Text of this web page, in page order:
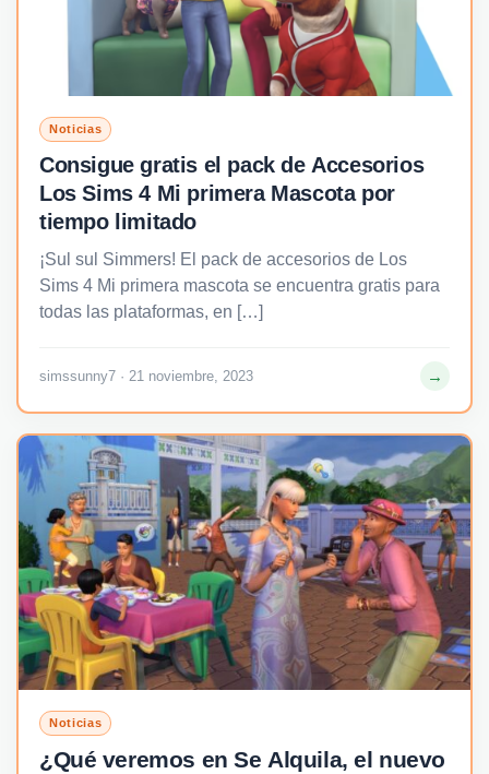
Noticias
Consigue gratis el pack de Accesorios
Los Sims 4 Mi primera Mascota por
tiempo limitado
¡Sul sul Simmers! El pack de accesorios de Los
Sims 4 Mi primera mascota se encuentra gratis para
todas las plataformas, en […]
simssunny7 · 21 noviembre, 2023 →
Noticias
¿Qué veremos en Se Alquila, el nuevo